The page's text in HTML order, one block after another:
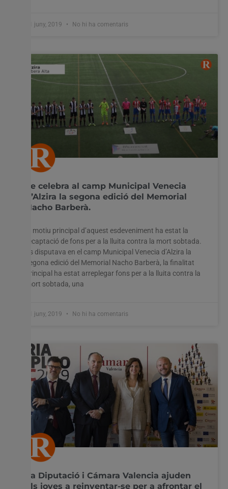
11 juny, 2019 No hi ha comentaris
Se celebra al camp Municipal Venecia
d’Alzira la segona edició del Memorial
Nacho Barberà.
El motiu principal d’aquest esdeveniment ha estat la
recaptació de fons per a la lluita contra la mort sobtada.
Es disputava en el camp Municipal Venecia d’Alzira la
segona edició del Memorial Nacho Barberà, la finalitat
principal ha estat arreplegar fons per a la lluita contra la
mort sobtada, una
11 juny, 2019 No hi ha comentaris
La Diputació i Cámara Valencia ajuden
els joves a reinventar-se per a afrontar el